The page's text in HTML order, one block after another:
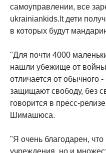
самоуправлении, все
ukrainiankids.lt дети
в которых будут
"Для почти 4000
нашли убежище от
отличается от обычного
защищают свободу, без
говорится в пресс-
Шимашюса.
"Я очень благодарен,
учреждения, но и